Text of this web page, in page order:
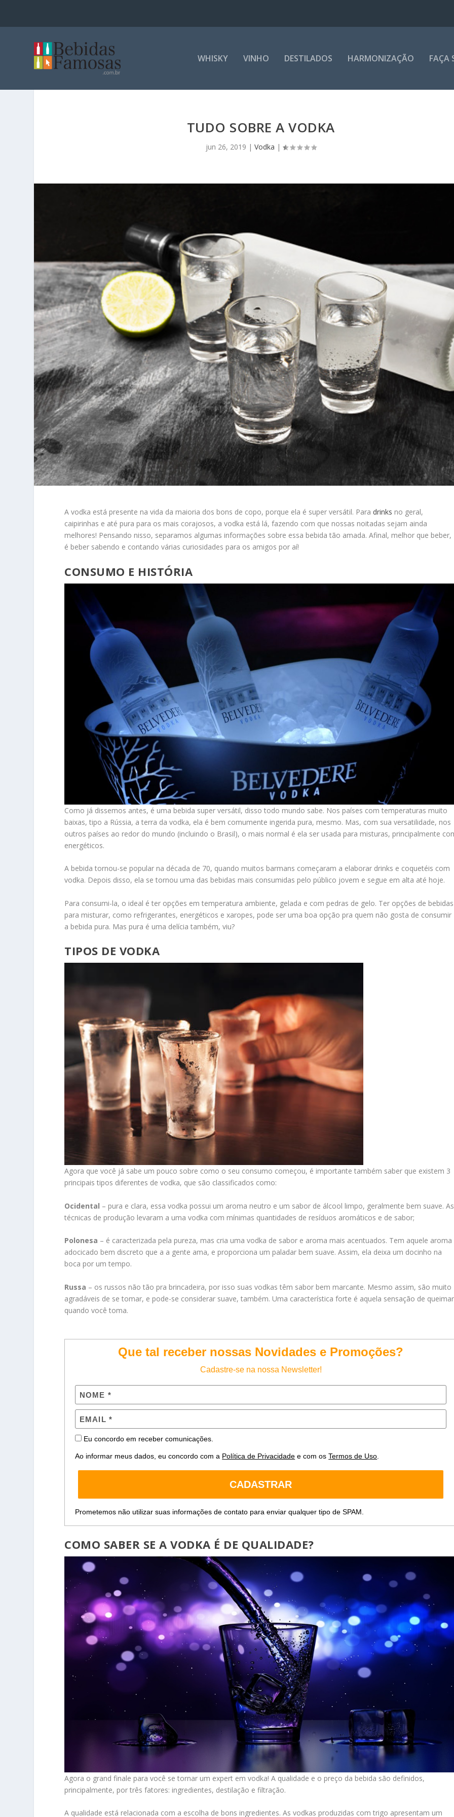
WHISKY VINHO DESTILADOS HARMONIZAÇÃO FAÇA
TUDO SOBRE A VODKA
jun 26, 2019 | Vodka |
A vodka está presente na vida da maioria dos bons de copo, porque ela é super versátil. Para drinks no geral,
caipirinhas e até pura para os mais corajosos, a vodka está lá, fazendo com que nossas noitadas sejam ainda
melhores! Pensando nisso, separamos algumas informações sobre essa bebida tão amada. Afinal, melhor que beber,
é beber sabendo e contando várias curiosidades para os amigos por aí!
CONSUMO E HISTÓRIA
Como já dissemos antes, é uma bebida super versátil, disso todo mundo sabe. Nos países com temperaturas muito
baixas, tipo a Rússia, a terra da vodka, ela é bem comumente ingerida pura, mesmo. Mas, com sua versatilidade, nos
outros países ao redor do mundo (incluindo o Brasil), o mais normal é ela ser usada para misturas, principalmente
energéticos.
A bebida tornou-se popular na década de 70, quando muitos barmans começaram a elaborar drinks e coquetéis com
vodka. Depois disso, ela se tornou uma das bebidas mais consumidas pelo público jovem e segue em alta até hoje.
Para consumi-la, o ideal é ter opções em temperatura ambiente, gelada e com pedras de gelo. Ter opções de bebidas
para misturar, como refrigerantes, energéticos e xaropes, pode ser uma boa opção pra quem não gosta de consumir
a bebida pura. Mas pura é uma delícia também, viu?
TIPOS DE VODKA
Agora que você já sabe um pouco sobre como o seu consumo começou, é importante também saber que existem 3
principais tipos diferentes de vodka, que são classificados como:
Ocidental – pura e clara, essa vodka possui um aroma neutro e um sabor de álcool limpo, geralmente bem suave. As
técnicas de produção levaram a uma vodka com mínimas quantidades de resíduos aromáticos e de sabor;
Polonesa – é caracterizada pela pureza, mas cria uma vodka de sabor e aroma mais acentuados. Tem aquele aroma
adocicado bem discreto que a a gente ama, e proporciona um paladar bem suave. Assim, ela deixa um docinho na
boca por um tempo.
Russa – os russos não tão pra brincadeira, por isso suas vodkas têm sabor bem marcante. Mesmo assim, são muito
agradáveis de se tomar, e pode-se considerar suave, também. Uma característica forte é aquela sensação de queimar
quando você toma.
Que tal receber nossas Novidades e Promoções?
Cadastre-se na nossa Newsletter!
Eu concordo em receber comunicações.
Ao informar meus dados, eu concordo com a Política de Privacidade e com osTermos de Uso
CADASTRAR
Prometemos não utilizar suas informações de contato para enviar qualquer tipo de SPAM.
COMO SABER SE A VODKA É DE QUALIDADE?
Agora o grand finale para você se tornar um expert em vodka! A qualidade e o preço da bebida são definidos,
principalmente, por três fatores: ingredientes, destilação e filtração.
A qualidade está relacionada com a escolha de bons ingredientes. As vodkas produzidas com trigo apresentam um